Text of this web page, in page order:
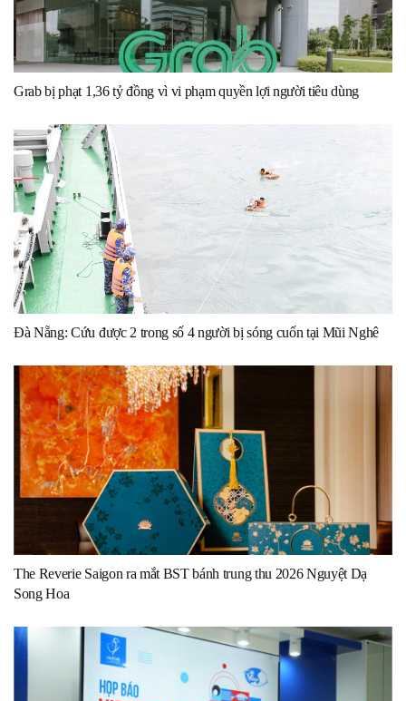
Grab bị phạt 1,36 tỷ đồng vì vi phạm quyền lợi người tiêu dùng
Đà Nẵng: Cứu được 2 trong số 4 người bị sóng cuốn tại Mũi Nghê
The Reverie Saigon ra mắt BST bánh trung thu 2026 Nguyệt Dạ
Song Hoa